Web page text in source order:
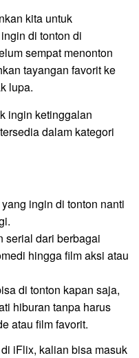
kita untuk
di tonton di
sempat menonton
tayangan favorit ke
lupa.
ingin ketinggalan
dalam kategori
ingin di tonton nanti
serial dari berbagai
hingga film aksi atau
di tonton kapan saja,
hiburan tanpa harus
atau film favorit.
iFlix, kalian bisa masuk